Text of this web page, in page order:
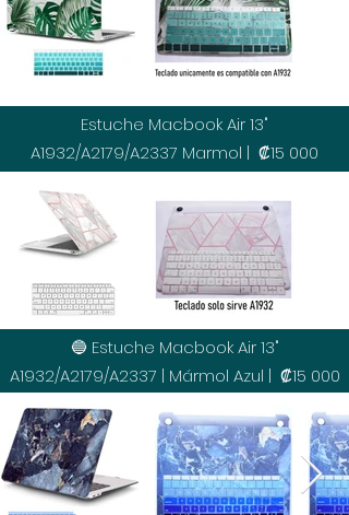
Estuche Macbook Air 13"
A1932/A2179/A2337 Marmol | ₡15 000
🔵 Estuche Macbook Air 13"
A1932/A2179/A2337 | Mármol Azul | ₡15 000